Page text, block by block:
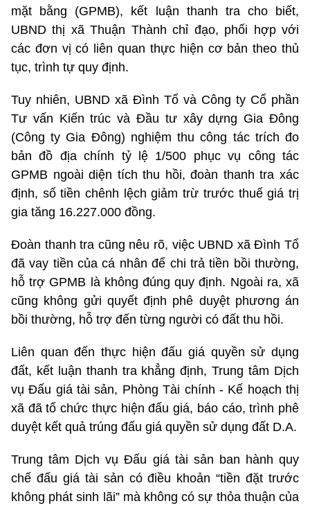
mặt bằng (GPMB), kết luận thanh tra cho biết,
UBND thị xã Thuận Thành chỉ đạo, phối hợp với
các đơn vị có liên quan thực hiện cơ bản theo thủ
tục, trình tự quy định.
Tuy nhiên, UBND xã Đình Tổ và Công ty Cổ phần
Tư vấn Kiến trúc và Đầu tư xây dựng Gia Đông
(Công ty Gia Đông) nghiệm thu công tác trích đo
bản đồ địa chính tỷ lệ 1/500 phục vụ công tác
GPMB ngoài diện tích thu hồi, đoàn thanh tra xác
định, số tiền chênh lệch giảm trừ trước thuế giá trị
gia tăng 16.227.000 đồng.
Đoàn thanh tra cũng nêu rõ, việc UBND xã Đình Tổ
đã vay tiền của cá nhân để chi trả tiền bồi thường,
hỗ trợ GPMB là không đúng quy định. Ngoài ra, xã
cũng không gửi quyết định phê duyệt phương án
bồi thường, hỗ trợ đến từng người có đất thu hồi.
Liên quan đến thực hiện đấu giá quyền sử dụng
đất, kết luận thanh tra khẳng định, Trung tâm Dịch
vụ Đấu giá tài sản, Phòng Tài chính - Kế hoạch thị
xã đã tổ chức thực hiện đấu giá, báo cáo, trình phê
duyệt kết quả trúng đấu giá quyền sử dụng đất D.A.
Trung tâm Dịch vụ Đấu giá tài sản ban hành quy
chế đấu giá tài sản có điều khoản “tiền đặt trước
không phát sinh lãi” mà không có sự thỏa thuận của